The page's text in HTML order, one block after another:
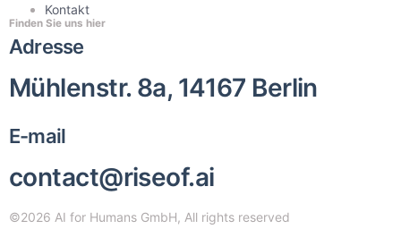
Kontakt
Finden Sie uns hier
Adresse
Mühlenstr. 8a, 14167 Berlin
E-mail
contact@riseof.ai
©2026 AI for Humans GmbH, All rights reserved